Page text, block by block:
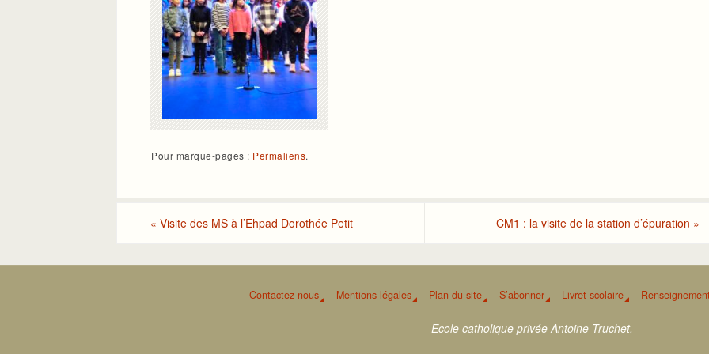
Pour marque-pages : Permaliens.
« Visite des MS à l’Ehpad Dorothée Petit CM1 : la visite de la station d’épuration »
Contactez nous Mentions légales Plan du site S’abonner Livret scolaire
Ecole catholique privée Antoine Truchet.